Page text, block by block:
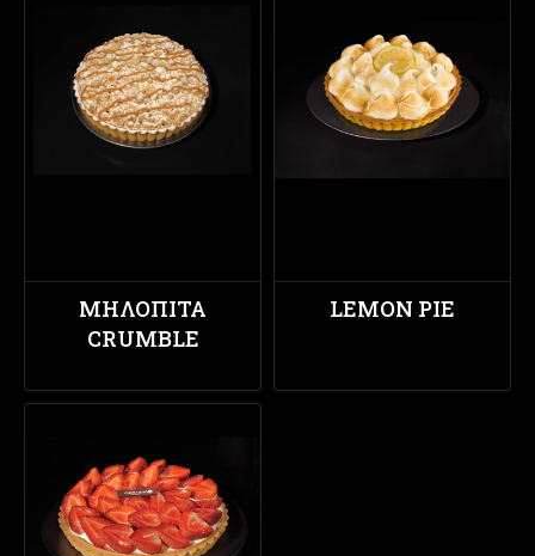
ΜΗΛΌΠΙΤΑ
CRUMBLE
LEMON PIE